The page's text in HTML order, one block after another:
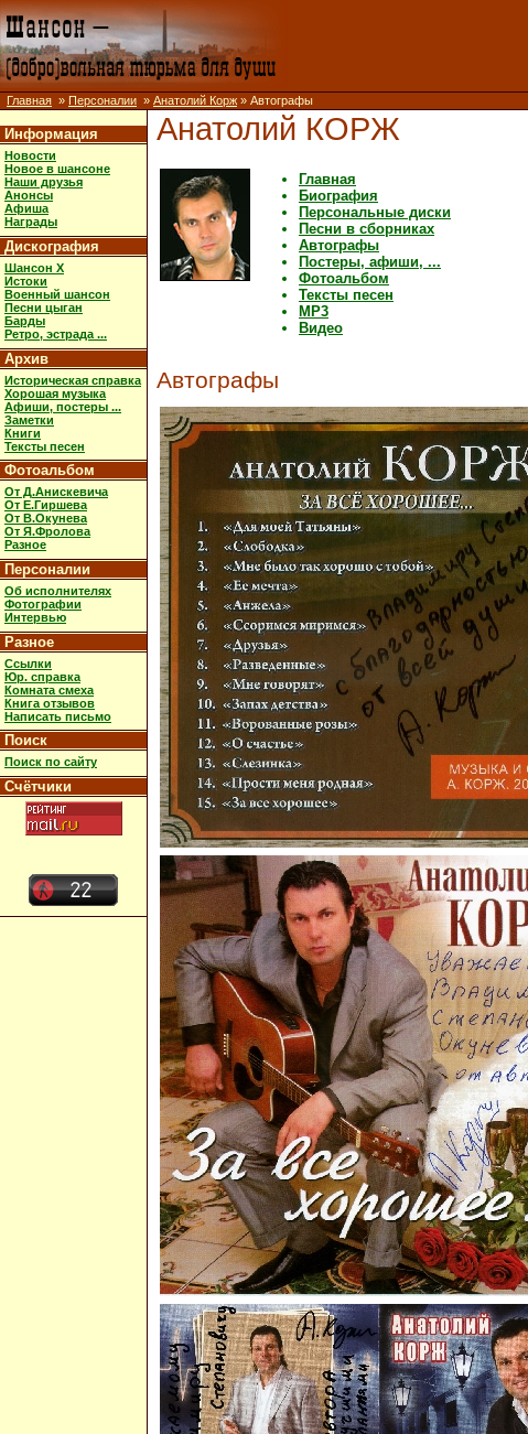
Главная » Персоналии » Анатолий Корж » Автографы
Информация
Новости
Новое в шансоне
Наши друзья
Анонсы
Афиша
Награды
Дискография
Шансон X
Истоки
Военный шансон
Песни цыган
Барды
Ретро, эстрада ...
Архив
Историческая справка
Хорошая музыка
Афиши, постеры ...
Заметки
Книги
Тексты песен
Фотоальбом
От Д.Анискевича
От Е.Гиршева
От В.Окунева
От Я.Фролова
Разное
Персоналии
Об исполнителях
Фотографии
Интервью
Разное
Ссылки
Юр. справка
Комната смеха
Книга отзывов
Написать письмо
Поиск
Поиск по сайту
Счётчики
Анатолий КОРЖ
Главная
Биография
Персональные диски
Песни в сборниках
Автографы
Постеры, афиши, ...
Фотоальбом
Тексты песен
MP3
Видео
Автографы